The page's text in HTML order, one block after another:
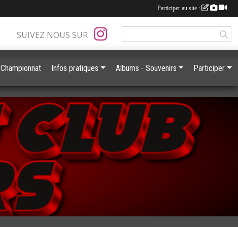
SUIVEZ NOUS SUR
Championnat Infos pratiques Albums - Souvenirs Participer
Participer au site :